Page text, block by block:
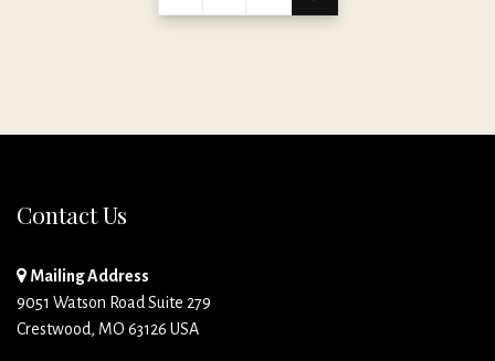
Contact Us
Mailing Address
9051 Watson Road Suite 279
Crestwood, MO 63126 USA